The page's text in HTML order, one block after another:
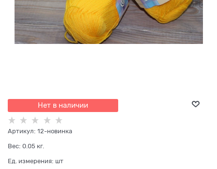
Нет в наличии
Артикул: 12-новинка
Вес: 0.05 кг.
Ед. измерения: шт